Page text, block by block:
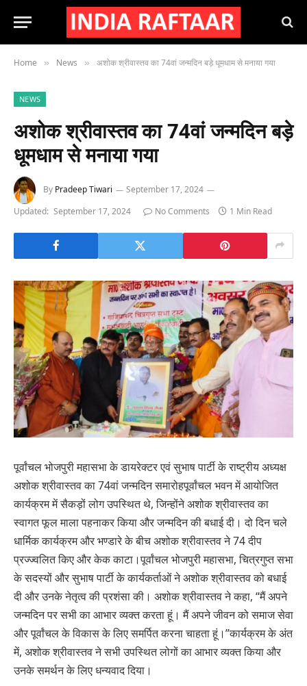
Home » News » अशोक श्रीवास्तव का 74वां जन्मदिन बड़े धूमधाम से मनाया गया
NEWS
अशोक श्रीवास्तव का 74वां जन्मदिन बड़े
धूमधाम से मनाया गया
By Pradeep Tiwari
September 17, 2024
Updated: September 17, 2024 No Comments 1 Min Read
पूर्वांचल भोजपुरी महासभा के डायरेक्टर एवं सुभाष पार्टी के राष्ट्रीय अध्यक्ष
अशोक श्रीवास्तव का 74वां जन्मदिन समारोहपूर्वांचल भवन में आयोजित
कार्यक्रम में सैकड़ों लोग उपस्थित थे, जिन्होंने अशोक श्रीवास्तव का
स्वागत फूल माला पहनाकर किया और जन्मदिन की बधाई दी। दो दिन चले
धार्मिक कार्यक्रम और भण्डारे के बीच अशोक श्रीवास्तव ने 74 दीप
प्रज्ज्वलित किए और केक काटा।पूर्वांचल भोजपुरी महासभा, चित्रगुप्त सभा
के सदस्यों और सुभाष पार्टी के कार्यकर्ताओं ने अशोक श्रीवास्तव को बधाई
दी और उनके नेतृत्व की प्रशंसा की। अशोक श्रीवास्तव ने कहा, “मैं अपने
जन्मदिन पर सभी का आभार व्यक्त करता हूं। मैं अपने जीवन को समाज सेवा
और पूर्वांचल के विकास के लिए समर्पित करना चाहता हूं।”कार्यक्रम के अंत
में, अशोक श्रीवास्तव ने सभी उपस्थित लोगों का आभार व्यक्त किया और
उनके समर्थन के लिए धन्यवाद दिया।